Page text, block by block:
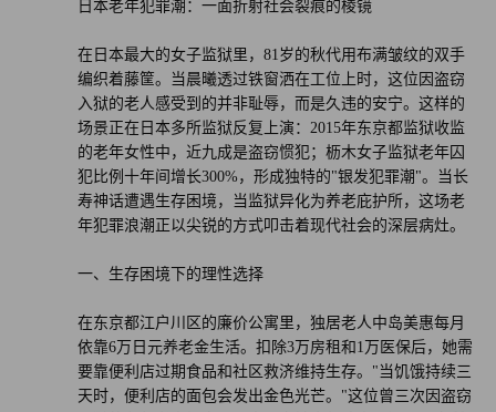
日本老年犯罪潮：一面折射社会裂痕的棱镜
在日本最大的女子监狱里，81岁的秋代用布满皱纹的双手
编织着藤筐。当晨曦透过铁窗洒在工位上时，这位因盗窃
入狱的老人感受到的并非耻辱，而是久违的安宁。这样的
场景正在日本多所监狱反复上演：2015年东京都监狱收监
的老年女性中，近九成是盗窃惯犯；枥木女子监狱老年囚
犯比例十年间增长300%，形成独特的"银发犯罪潮"。当长
寿神话遭遇生存困境，当监狱异化为养老庇护所，这场老
年犯罪浪潮正以尖锐的方式叩击着现代社会的深层病灶。
一、生存困境下的理性选择
在东京都江户川区的廉价公寓里，独居老人中岛美惠每月
依靠6万日元养老金生活。扣除3万房租和1万医保后，她需
要靠便利店过期食品和社区救济维持生存。"当饥饿持续三
天时，便利店的面包会发出金色光芒。"这位曾三次因盗窃